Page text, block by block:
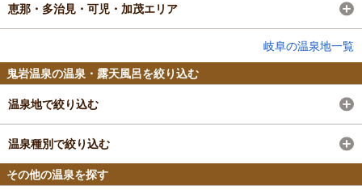
恵那・多治見・可児・加茂エリア
岐阜の温泉地一覧
鬼岩温泉の温泉・露天風呂を絞り込む
温泉地で絞り込む
温泉種別で絞り込む
その他の温泉を探す